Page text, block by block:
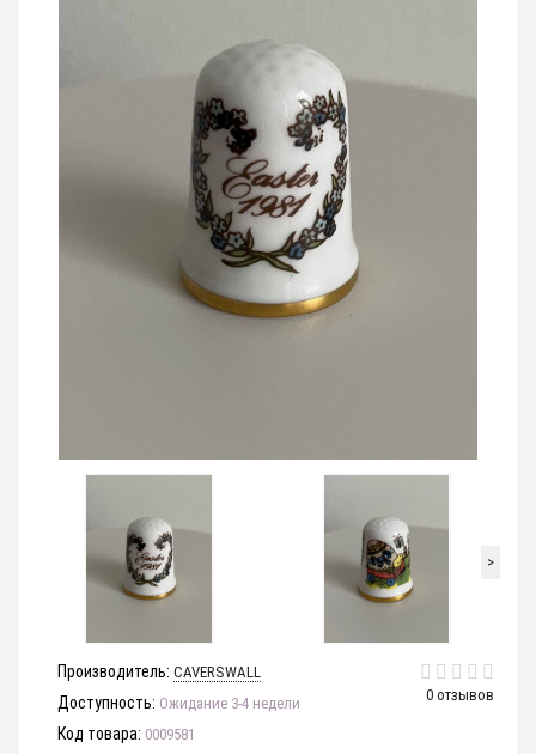
>
0 отзывов
Производитель: CAVERSWALL
Доступность: Ожидание 3-4 недели
Код товара: 0009581